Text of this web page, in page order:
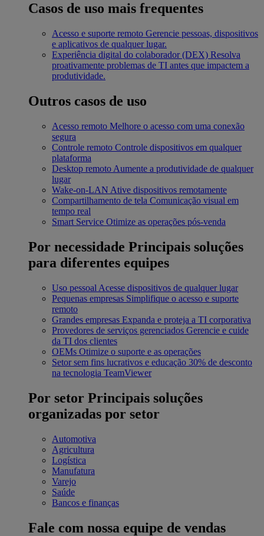
Casos de uso mais frequentes
Acesso e suporte remoto Gerencie pessoas, dispositivos
e aplicativos de qualquer lugar.
Experiência digital do colaborador (DEX) Resolva
proativamente problemas de TI antes que impactem a
produtividade.
Outros casos de uso
Acesso remoto Melhore o acesso com uma conexão
segura
Controle remoto Controle dispositivos em qualquer
plataforma
Desktop remoto Aumente a produtividade de qualquer
lugar
Wake-on-LAN Ative dispositivos remotamente
Compartilhamento de tela Comunicação visual em
tempo real
Smart Service Otimize as operações pós-venda
Por necessidade Principais soluções
para diferentes equipes
Uso pessoal Acesse dispositivos de qualquer lugar
Pequenas empresas Simplifique o acesso e suporte
remoto
Grandes empresas Expanda e proteja a TI corporativa
Provedores de serviços gerenciados Gerencie e cuide
da TI dos clientes
OEMs Otimize o suporte e as operações
Setor sem fins lucrativos e educação 30% de desconto
na tecnologia TeamViewer
Por setor Principais soluções
organizadas por setor
Automotiva
Agricultura
Logística
Manufatura
Varejo
Saúde
Bancos e finanças
Fale com nossa equipe de vendas